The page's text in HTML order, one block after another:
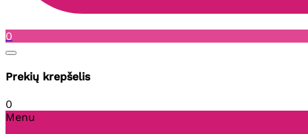
0
Prekių krepšelis
0
Menu